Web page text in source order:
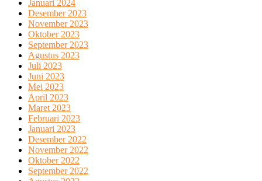
Januari 2024
Desember 2023
November 2023
Oktober 2023
September 2023
Agustus 2023
Juli 2023
Juni 2023
Mei 2023
April 2023
Maret 2023
Februari 2023
Januari 2023
Desember 2022
November 2022
Oktober 2022
September 2022